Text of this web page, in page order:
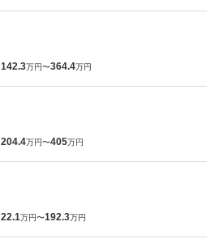
142.3万円〜364.4万円
204.4万円〜405万円
22.1万円〜192.3万円